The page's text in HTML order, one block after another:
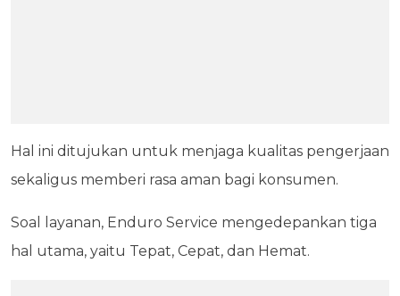
Hal ini ditujukan untuk menjaga kualitas pengerjaan
sekaligus memberi rasa aman bagi konsumen.
Soal layanan, Enduro Service mengedepankan tiga
hal utama, yaitu Tepat, Cepat, dan Hemat.